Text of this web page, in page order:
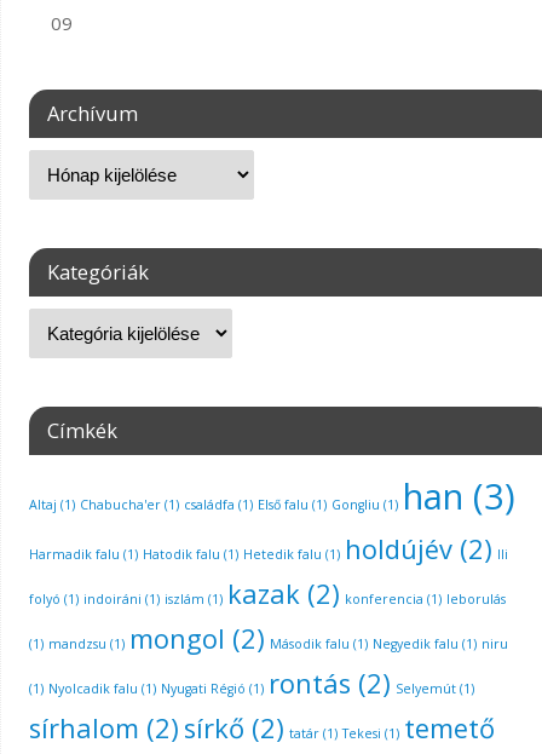
09
Archívum
Kategóriák
Címkék
Altaj (1) Chabucha'er(1) családfa (1) Első falu (1) Gongliu (1) han (3)
Harmadik falu (1) Hatodik falu (1) Hetedik falu (1) holdújév(2) Ili
folyó (1) indoiráni (1) iszlám (1) kazak(2) konferencia (1) leborulás
(1) mandzsu (1) mongol (2) Második falu (1) Negyedik falu (1) niru
(1) Nyolcadik falu (1) Nyugati Régió (1) rontás (2) Selyemút(1)
sírhalom (2) sírkő (2) tatár(1) Tekesi (1) temető